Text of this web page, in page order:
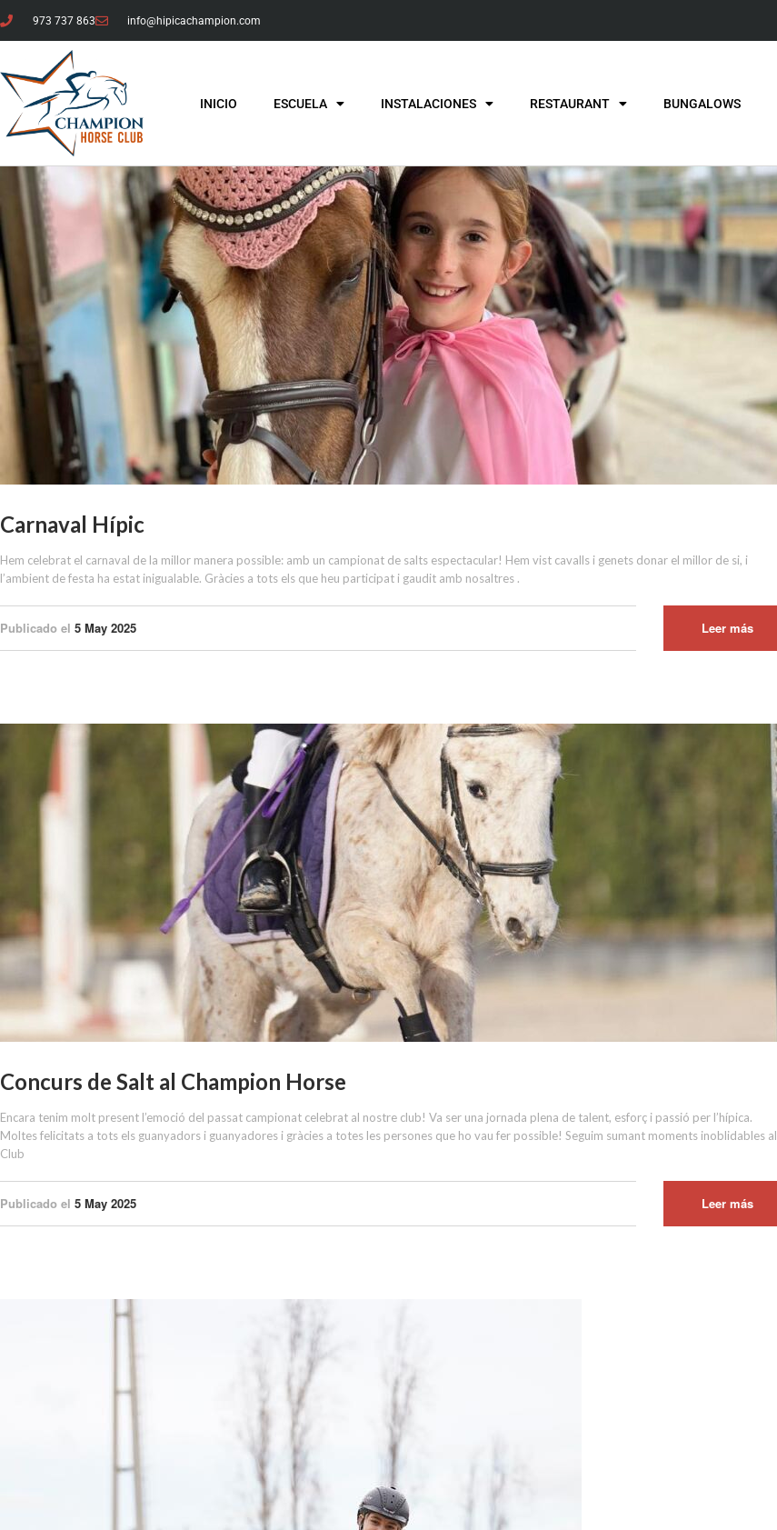
973 737 863 info@hipicachampion.com
INICIO ESCUELA INSTALACIONES RESTAURANT BUNGALOWS
Carnaval Hípic
Hem celebrat el carnaval de la millor manera possible: amb un campionat de salts espectacular! Hem vist cavalls i genets donar el millor de si, i
l’ambient de festa ha estat inigualable. Gràcies a tots els que heu participat i gaudit amb nosaltres .
Publicado el 5 May 2025 Leer más
Concurs de Salt al Champion Horse
Encara tenim molt present l’emoció del passat campionat celebrat al nostre club! Va ser una jornada plena de talent, esforç i passió per l’hípica.
Moltes felicitats a tots els guanyadors i guanyadores i gràcies a totes les persones que ho vau fer possible! Seguim sumant moments inoblidables al
Club
Publicado el 5 May 2025 Leer más